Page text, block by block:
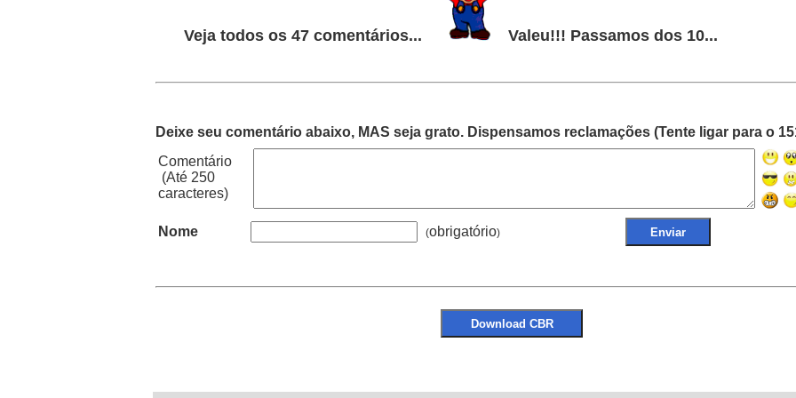
Veja todos os 47 comentários... Valeu!!! Passamos dos 10...
Deixe seu comentário abaixo, MAS seja grato. Dispensamos reclamações (Tente ligar para o
Comentário
(Até 250
caracteres)
Nome (obrigatório)